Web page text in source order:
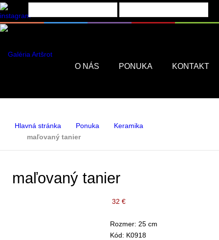
O NÁS PONUKA KONTAKT
Hlavná stránka Ponuka
Keramika
maľovaný tanier
maľovaný tanier
32 €
Rozmer: 25 cm
Kód: K0918